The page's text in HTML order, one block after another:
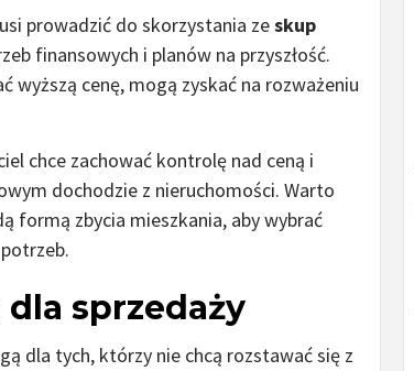
prowadzić do skorzystania zeskup
finansowych i planów na przyszłość.
wyższą cenę, mogą zyskać na rozważeniu
chce zachować kontrolę nad ceną i
dochodzie z nieruchomości. Warto
formą zbycia mieszkania, aby wybrać
sprzedaży
dla tych, którzy nie chcą rozstawać się z